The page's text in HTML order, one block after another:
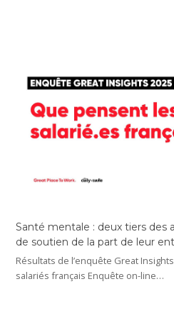
Santé mentale : deux tiers
de soutien de la part de leur
Résultats de l’enquête Great
salariés français Enquête on-line…